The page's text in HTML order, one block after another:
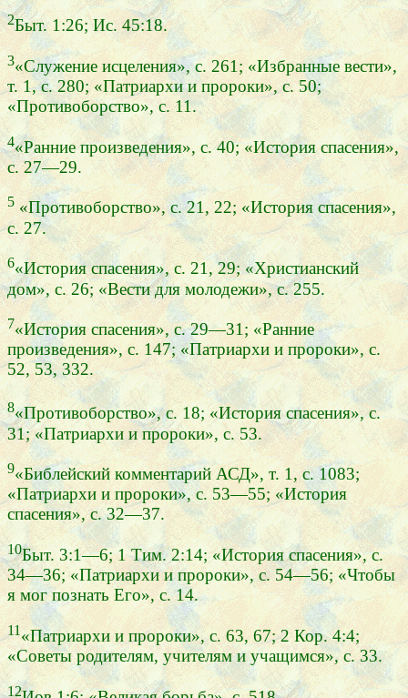
2Быт. 1:26; Ис. 45:18.
3«Служение исцеления», с. 261; «Избранные вести»,
т. 1, с. 280; «Патриархи и пророки», с. 50;
«Противоборство», с. 11.
4«Ранние произведения», с. 40; «История спасения»,
с. 27—29.
5 «Противоборство», с. 21, 22; «История спасения»,
с. 27.
6«История спасения», с. 21, 29; «Христианский
дом», с. 26; «Вести для молодежи», с. 255.
7«История спасения», с. 29—31; «Ранние
произведения», с. 147; «Патриархи и пророки», с.
52, 53, 332.
8«Противоборство», с. 18; «История спасения», с.
31; «Патриархи и пророки», с. 53.
9«Библейский комментарий АСД», т. 1, с. 1083;
«Патриархи и пророки», с. 53—55; «История
спасения», с. 32—37.
10Быт. 3:1—6; 1 Тим. 2:14; «История спасения», с.
34—36; «Патриархи и пророки», с. 54—56; «Чтобы
я мог познать Его», с. 14.
11 «Патриархи и пророки», с. 63, 67; 2 Кор. 4:4;
«Советы родителям, учителям и учащимся», с. 33.
12